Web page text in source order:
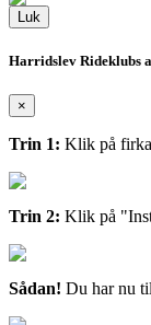
Luk
Harridslev Rideklubs
×
Trin 1: Klik på
Trin 2: Klik på
Sådan! Du har nu